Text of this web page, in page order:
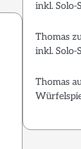
inkl. Solo-
Thomas
inkl. Solo-
Thomas